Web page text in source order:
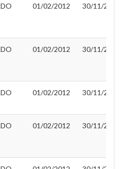
01/02/2012 30/11/2012
01/02/2012 30/11/2012
01/02/2012 30/11/2012
01/02/2012 30/11/2012